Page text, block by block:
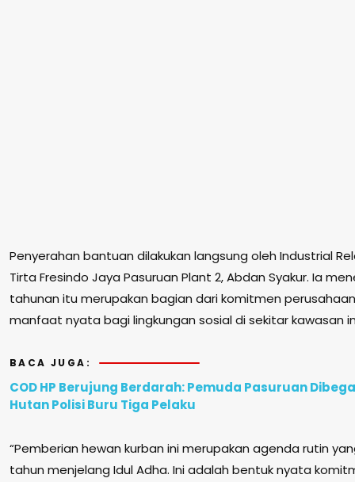
Penyerahan bantuan dilakukan langsung oleh Industrial
Tirta Fresindo Jaya Pasuruan Plant 2, Abdan Syakur. Ia
tahunan itu merupakan bagian dari komitmen
manfaat nyata bagi lingkungan sosial di sekitar kawasan
BACA JUGA:
COD HP Berujung Berdarah: Pemuda Pasuruan
Hutan Polisi Buru Tiga Pelaku
“Pemberian hewan kurban ini merupakan agenda rutin
tahun menjelang Idul Adha. Ini adalah bentuk nyata